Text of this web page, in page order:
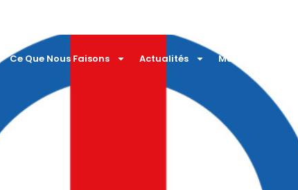
Ce Que Nous Faisons Actualités Multimédia